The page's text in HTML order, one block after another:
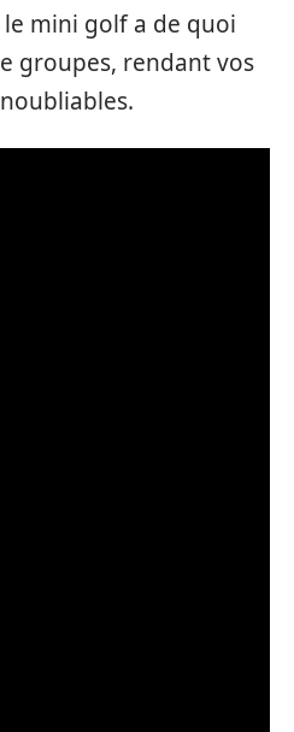
mini golf a de quoi
groupes, rendant vos